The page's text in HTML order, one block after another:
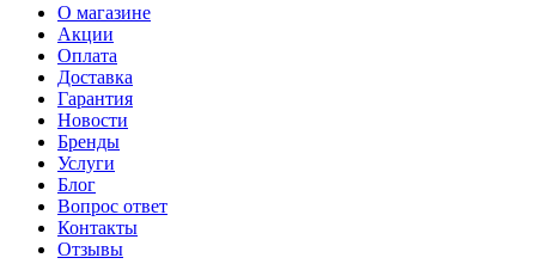
О магазине
Акции
Оплата
Доставка
Гарантия
Новости
Бренды
Услуги
Блог
Вопрос ответ
Контакты
Отзывы